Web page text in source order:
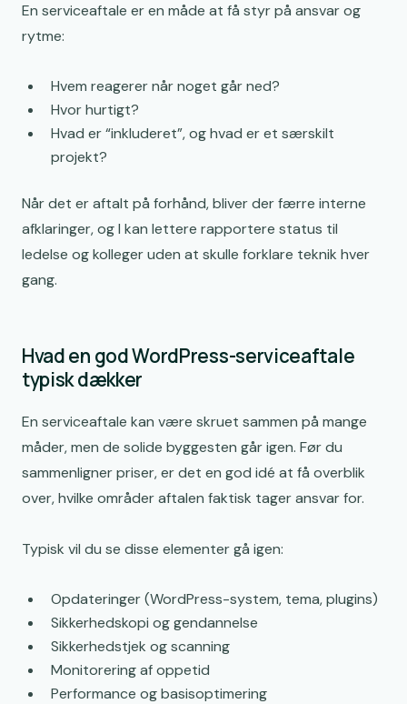
En serviceaftale er en måde at få styr på ansvar og
rytme:
Hvem reagerer når noget går ned?
Hvor hurtigt?
Hvad er “inkluderet”, og hvad er et særskilt
projekt?
Når det er aftalt på forhånd, bliver der færre interne
afklaringer, og I kan lettere rapportere status til
ledelse og kolleger uden at skulle forklare teknik hver
gang.
Hvad en god WordPress-serviceaftale
typisk dækker
En serviceaftale kan være skruet sammen på mange
måder, men de solide byggesten går igen. Før du
sammenligner priser, er det en god idé at få overblik
over, hvilke områder aftalen faktisk tager ansvar for.
Typisk vil du se disse elementer gå igen:
Opdateringer (WordPress-system, tema, plugins)
Sikkerhedskopi og gendannelse
Sikkerhedstjek og scanning
Monitorering af oppetid
Performance og basisoptimering